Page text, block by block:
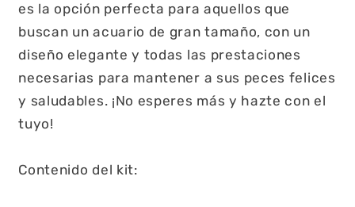
es la opción perfecta para aquellos que
buscan un acuario de gran tamaño, con un
diseño elegante y todas las prestaciones
necesarias para mantener a sus peces felices
y saludables. ¡No esperes más y hazte con el
tuyo!
Contenido del kit: